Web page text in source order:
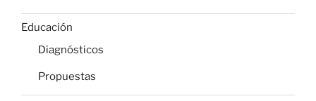
Educación
Diagnósticos
Propuestas